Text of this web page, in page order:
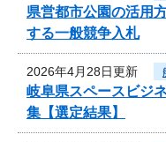
県営都市公園の活用
する一般競争入札
2026年4月28日更新
岐阜県スペースビジ
集【選定結果】